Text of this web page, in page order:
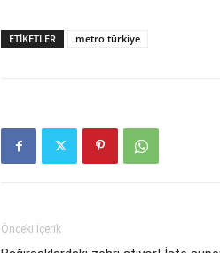
ETIKETLER metro türkiye
Önceki İçerik